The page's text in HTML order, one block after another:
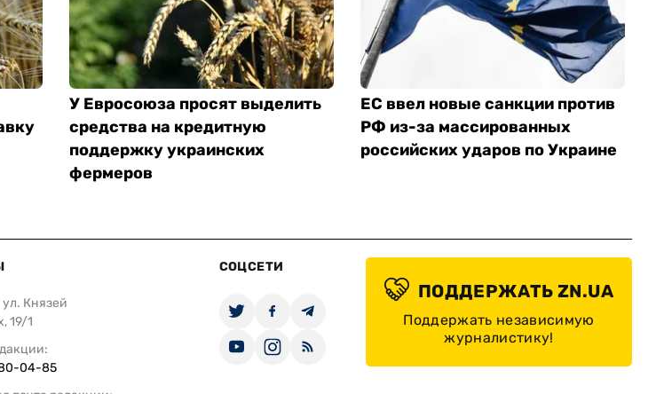
У Евросоюза просят выделить
средства на кредитную
поддержку украинских
фермеров
ЕС ввел новые санкции против
РФ из-за массированных
российских ударов по Украине
ул. Князей
19/1
04-85
СОЦСЕТИ
ПОДДЕРЖАТЬ ZN.UA
Поддержать независимую
журналистику!